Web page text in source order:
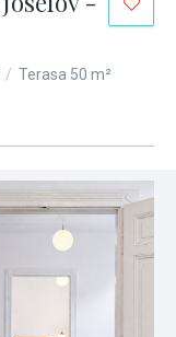
/ Terasa 50 m²